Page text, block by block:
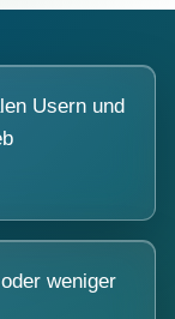
Usern und
weniger